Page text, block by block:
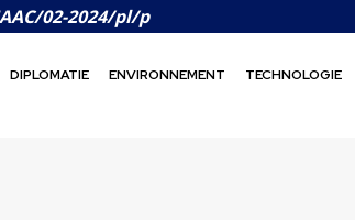
02-2024/pl/p
DIPLOMATIE ENVIRONNEMENT TECHNOLOGIE